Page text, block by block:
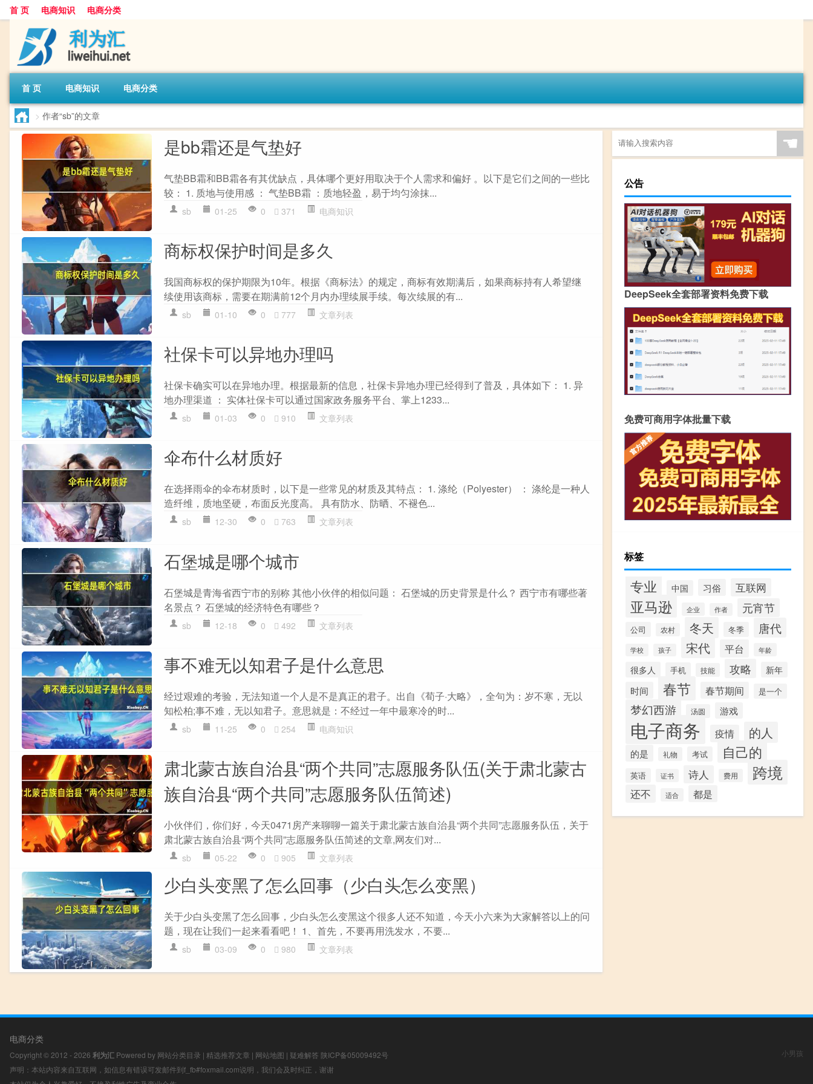
首 页 电商知识 电商分类
首 页 电商知识 电商分类
> 作者“sb”的文章
是bb霜还是气垫好
气垫BB霜和BB霜各有其优缺点，具体哪个更好用取决于个人需求和偏好 。以下是它们之间的一些比
较： 1. 质地与使用感 ： 气垫BB霜 ：质地轻盈，易于均匀涂抹...
sb 01-25 0 371 电商知识
商标权保护时间是多久
我国商标权的保护期限为10年。根据《商标法》的规定，商标有效期满后，如果商标持有人希望继
续使用该商标，需要在期满前12个月内办理续展手续。每次续展的有...
sb 01-10 0 777 文章列表
社保卡可以异地办理吗
社保卡确实可以在异地办理。根据最新的信息，社保卡异地办理已经得到了普及，具体如下： 1. 异
地办理渠道 ： 实体社保卡可以通过国家政务服务平台、掌上1233...
sb 01-03 0 910 文章列表
伞布什么材质好
在选择雨伞的伞布材质时，以下是一些常见的材质及其特点： 1. 涤纶（Polyester） ： 涤纶是一种人
造纤维，质地坚硬，布面反光度高。 具有防水、防晒、不褪色...
sb 12-30 0 763 文章列表
石堡城是哪个城市
石堡城是青海省西宁市的别称 其他小伙伴的相似问题： 石堡城的历史背景是什么？ 西宁市有哪些著
名景点？ 石堡城的经济特色有哪些？
sb 12-18 0 492 文章列表
事不难无以知君子是什么意思
经过艰难的考验，无法知道一个人是不是真正的君子。出自《荀子·大略》，全句为：岁不寒，无以
知松柏;事不难，无以知君子。意思就是：不经过一年中最寒冷的时...
sb 11-25 0 254 电商知识
肃北蒙古族自治县“两个共同”志愿服务队伍(关于肃北蒙古
族自治县“两个共同”志愿服务队伍简述)
小伙伴们，你们好，今天0471房产来聊聊一篇关于肃北蒙古族自治县“两个共同”志愿服务队伍，关于
肃北蒙古族自治县“两个共同”志愿服务队伍简述的文章,网友们对...
sb 05-22 0 905 文章列表
少白头变黑了怎么回事（少白头怎么变黑）
关于少白头变黑了怎么回事，少白头怎么变黑这个很多人还不知道，今天小六来为大家解答以上的问
题，现在让我们一起来看看吧！ 1、首先，不要再用洗发水，不要...
sb 03-09 0 980 文章列表
☚
公告
DeepSeek全套部署资料免费下载
免费可商用字体批量下载
标签
专业 中国 习俗 互联网
亚马逊 企业 作者 元宵节
公司 农村 冬天 冬季 唐代
学校 孩子 宋代 平台 年龄
很多人 手机 技能 攻略 新年
时间 春节 春节期间 是一个
梦幻西游 汤圆 游戏
电子商务 疫情 的人
的是 礼物 考试 自己的
英语 证书 诗人 费用 跨境
还不 适合 都是
电商分类
Copyright © 2012 - 2026 利为汇 Powered by 网站分类目录 | 精选推荐文章 | 网站地图 | 疑难解答 陕ICP备05009492号
声明：本站内容来自互联网，如信息有错误可发邮件到f_fb#foxmail.com说明，我们会及时纠正，谢谢
小男孩